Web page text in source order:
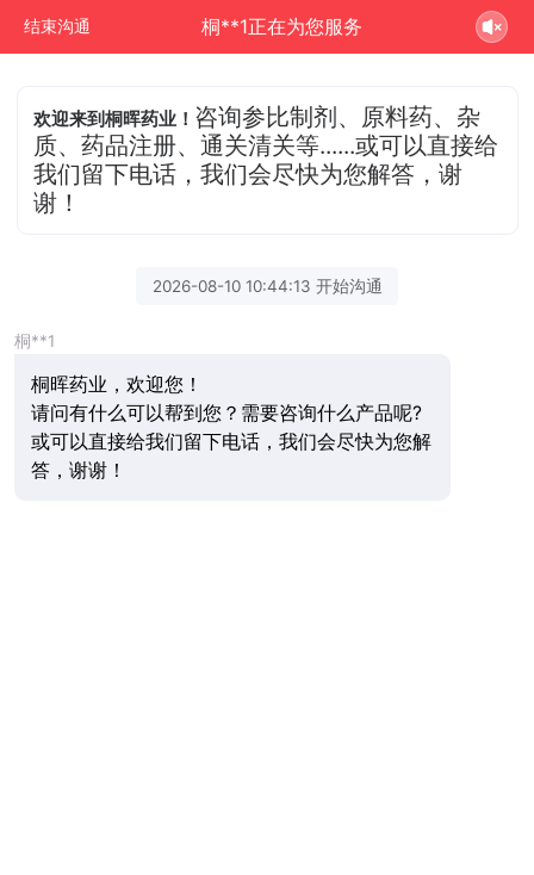
结束沟通 桐**1正在为您服务
欢迎来到桐晖药业！ 咨询参比制剂、原料药、杂
质、药品注册、通关清关等......或可以直接给
我们留下电话，我们会尽快为您解答，谢
谢！
2026-08-10 10:44:13 开始沟通
桐**1
桐晖药业，欢迎您！
请问有什么可以帮到您？需要咨询什么产品呢?
或可以直接给我们留下电话，我们会尽快为您解
答，谢谢！